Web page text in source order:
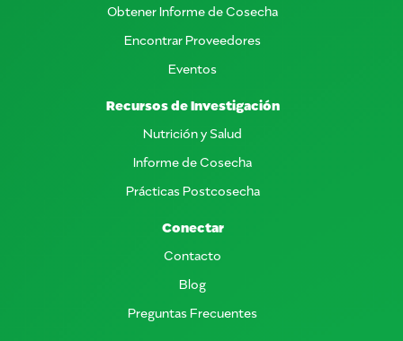
Obtener Informe de Cosecha
Encontrar Proveedores
Eventos
Recursos de Investigación
Nutrición y Salud
Informe de Cosecha
Prácticas Postcosecha
Conectar
Contacto
Blog
Preguntas Frecuentes